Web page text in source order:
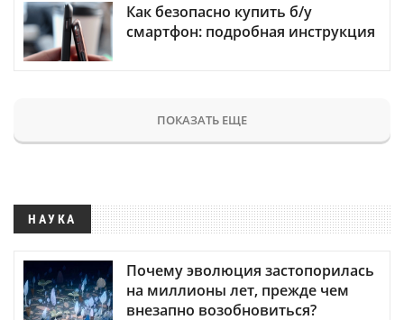
Как безопасно купить б/у
смартфон: подробная инструкция
ПОКАЗАТЬ ЕЩЕ
НАУКА
Почему эволюция застопорилась
на миллионы лет, прежде чем
внезапно возобновиться?